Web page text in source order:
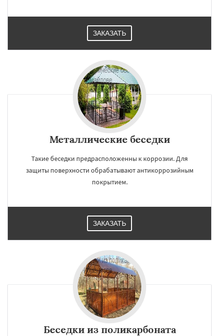
Работаем по
×
ЗАКАЗАТЬ
Металлические беседки
Такие беседки предрасположенны к коррозии. Для
защиты поверхности обрабатывают антикоррозийным
покрытием.
ЗАКАЗАТЬ
Беседки из поликарбоната
УЗНАТЬ ПОДРОБНЕЕ